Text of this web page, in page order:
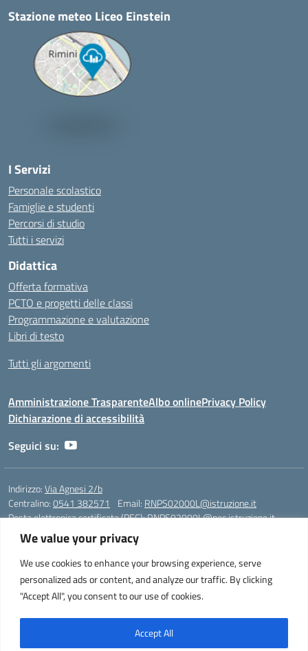
We value your privacy
We use cookies to enhance your browsing experience, serve
personalized ads or content, and analyze our traffic. By clicking
"Accept All", you consent to our use of cookies.
Accept All
Stazione meteo Liceo Einstein
I Servizi
Personale scolastico
Famiglie e studenti
Percorsi di studio
Tutti i servizi
Didattica
Offerta formativa
PCTO e progetti delle classi
Programmazione e valutazione
Libri di testo
Tutti gli argomenti
Amministrazione TrasparenteAlbo onlinePrivacy Policy
Dichiarazione di accessibilità
Seguici su:
Indirizzo:Via Agnesi 2/b
Centralino:0541 382571 Email: RNPS02000L@istruzione.it
Posta elettronica certificata (PEC):RNPS02000L@pec.istruzione.it
Codice fiscale: 82009530401
Codice meccanografico: RNPS02000L
Liceo Scientifico e Musicale "A. Einstein" - Via Agnesi 2/b - 47923 Rimini
- Tel. +39 0541 382571 – Fax +39 0541 381636 E-mail:
PEC: RNPS02000L@pec.istruzione.it - Cod.Mecc. RNPS02000L -